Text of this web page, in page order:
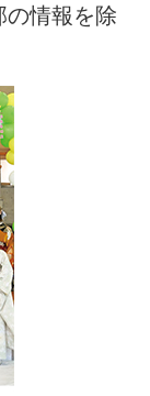
の情報を除